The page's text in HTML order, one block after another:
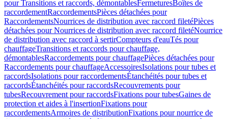
pour Transitions et raccords, démontablesFermeturesBoîtes de
raccordementRaccordementsPièces détachées pour
RaccordementsNourrices de distribution avec raccord filetéPièces
détachées pour Nourrices de distribution avec raccord filetéNourrice
de distribution avec raccord à sertirCompteurs d'eauTés pour
chauffageTransitions et raccords pour chauffage,
démontablesRaccordements pour chauffagePièces détachées pour
Raccordements pour chauffageAccessoiresIsolations pour tubes et
raccordsIsolations pour raccordementsÉtanchéités pour tubes et
raccordsÉtanchéités pour raccordsRecouvrements pour
tubesRecouvrement pour raccordsFixations pour tubesGaines de
protection et aides à l'insertionFixations pour
raccordementsArmoires de distributionFixations pour nourrice de